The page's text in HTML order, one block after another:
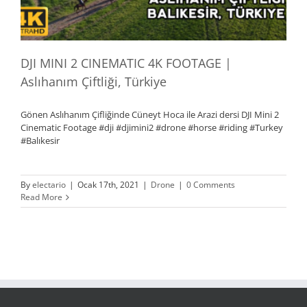
DJI MINI 2 CINEMATIC 4K FOOTAGE |
Aslıhanım Çiftliği, Türkiye
Gönen Aslıhanım Çifliğinde Cüneyt Hoca ile Arazi dersi DJI Mini 2
Cinematic Footage #dji #djimini2 #drone #horse #riding #Turkey
#Balıkesir
Byelectario | Ocak 17th, 2021 | Drone | 0 Comments
Read More